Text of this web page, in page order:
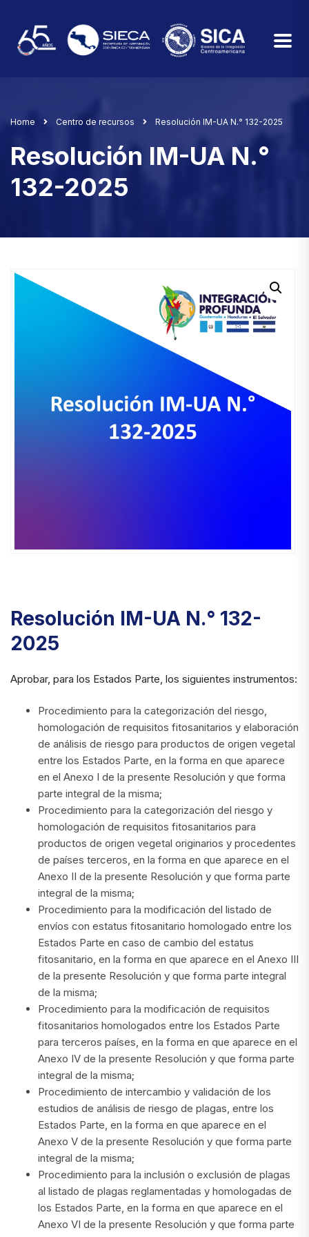
Home Centro de recursos Resolución IM-UA N.° 132-2025
Resolución IM-UA N.°
132-2025
Resolución IM-UA N.° 132-
2025
Aprobar, para los Estados Parte, los siguientes instrumentos:
Procedimiento para la categorización del riesgo,
homologación de requisitos fitosanitarios y elaboración
de análisis de riesgo para productos de origen vegetal
entre los Estados Parte, en la forma en que aparece
en el Anexo I de la presente Resolución y que forma
parte integral de la misma;
Procedimiento para la categorización del riesgo y
homologación de requisitos fitosanitarios para
productos de origen vegetal originarios y procedentes
de países terceros, en la forma en que aparece en el
Anexo II de la presente Resolución y que forma parte
integral de la misma;
Procedimiento para la modificación del listado de
envíos con estatus fitosanitario homologado entre los
Estados Parte en caso de cambio del estatus
fitosanitario, en la forma en que aparece en el Anexo III
de la presente Resolución y que forma parte integral
de la misma;
Procedimiento para la modificación de requisitos
fitosanitarios homologados entre los Estados Parte
para terceros países, en la forma en que aparece en el
Anexo IV de la presente Resolución y que forma parte
integral de la misma;
Procedimiento de intercambio y validación de los
estudios de análisis de riesgo de plagas, entre los
Estados Parte, en la forma en que aparece en el
Anexo V de la presente Resolución y que forma parte
integral de la misma;
Procedimiento para la inclusión o exclusión de plagas
al listado de plagas reglamentadas y homologadas de
los Estados Parte, en la forma en que aparece en el
Anexo VI de la presente Resolución y que forma parte